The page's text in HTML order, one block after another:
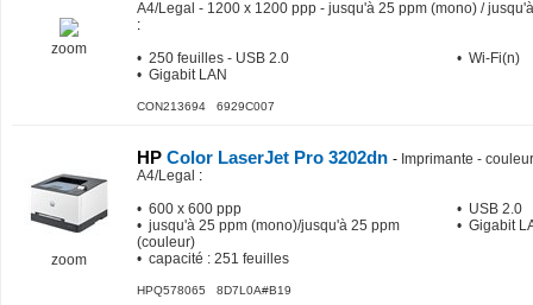
zoom
A4/Legal - 1200 x 1200 ppp - jusqu'à 25 ppm (mono) /
:
• 250 feuilles - USB 2.0
• Gigabit LAN
• Wi-Fi(n)
CON213694 6929C007
zoom
HP Color LaserJet Pro 3202dn - Imprimante -
A4/Legal :
• 600 x 600 ppp
• jusqu'à 25 ppm (mono)/jusqu'à 25 ppm
(couleur)
• capacité : 251 feuilles
• USB 2.0
• Gigabit
HPQ578065 8D7L0A#B19